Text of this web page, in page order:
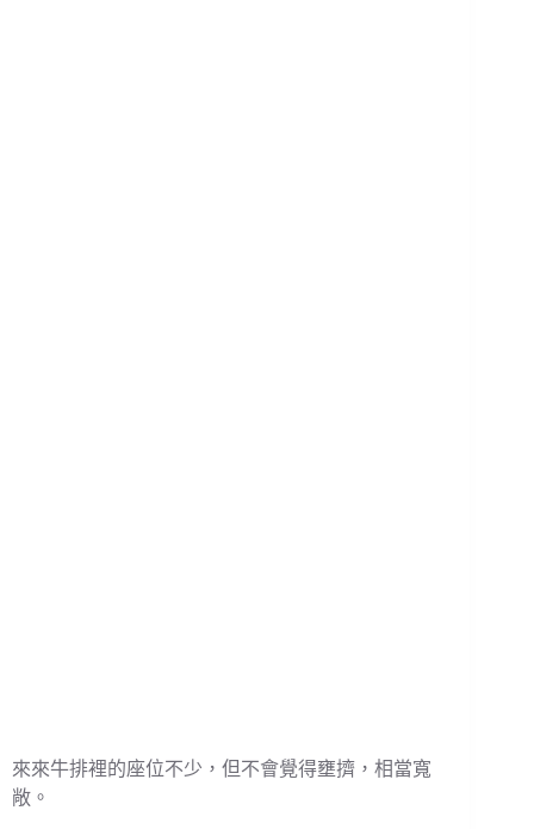
來來牛排裡的座位不少，但不會覺得壅擠，相當寬
敞。